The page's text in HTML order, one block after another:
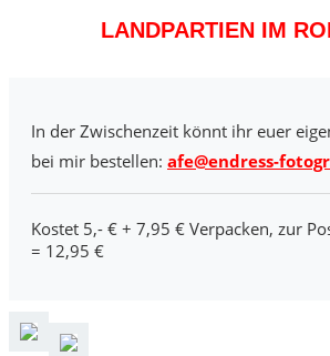
LANDPARTIEN IM
In der Zwischenzeit könnt ihr euer
bei mir bestellen: afe@endress-
Kostet 5,- € + 7,95 € Verpacken, zur
= 12,95 €